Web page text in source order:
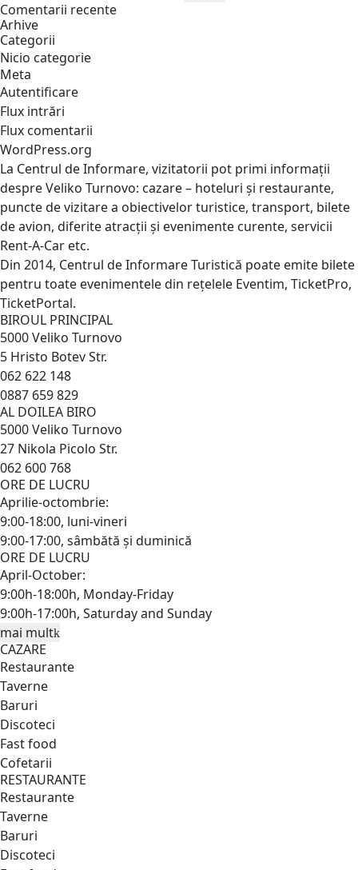
Comentarii recente
Arhive
Categorii
Nicio categorie
Meta
Autentificare
Flux intrări
Flux comentarii
WordPress.org
La Centrul de Informare, vizitatorii pot primi informații
despre Veliko Turnovo: cazare – hoteluri și restaurante,
puncte de vizitare a obiectivelor turistice, transport, bilete
de avion, diferite atracții și evenimente curente, servicii
Rent-A-Car etc.
Din 2014, Centrul de Informare Turistică poate emite bilete
pentru toate evenimentele din rețelele Eventim, TicketPro,
TicketPortal.
BIROUL PRINCIPAL
5000 Veliko Turnovo
5 Hristo Botev Str.
062 622 148
0887 659 829
AL DOILEA BIRO
5000 Veliko Turnovo
27 Nikola Picolo Str.
062 600 768
ORE DE LUCRU
Aprilie-octombrie:
9:00-18:00, luni-vineri
9:00-17:00, sâmbătă și duminică
ORE DE LUCRU
April-October:
9:00h-18:00h, Monday-Friday
9:00h-17:00h, Saturday and Sunday
mai mult
CAZARE
Restaurante
Taverne
Baruri
Discoteci
Fast food
Cofetarii
RESTAURANTE
Restaurante
Taverne
Baruri
Discoteci